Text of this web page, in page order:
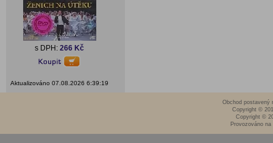
s DPH: 266 Kč
Aktualizováno 07.08.2026 6:39:19
Obchod postavený
Copyright ©
Copyright ©
Provozováno